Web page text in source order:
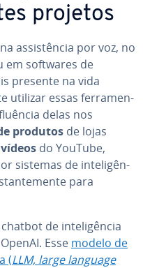
projetos
as­sis­tên­cia por voz, no
em softwares de
presente na vida
utilizar essas fer­ra­men­
delas nos
produtos de lojas
do YouTube,
sistemas de in­te­li­gên­
para
chatbot de in­te­li­gên­cia
Esse modelo de
(LLM, large language